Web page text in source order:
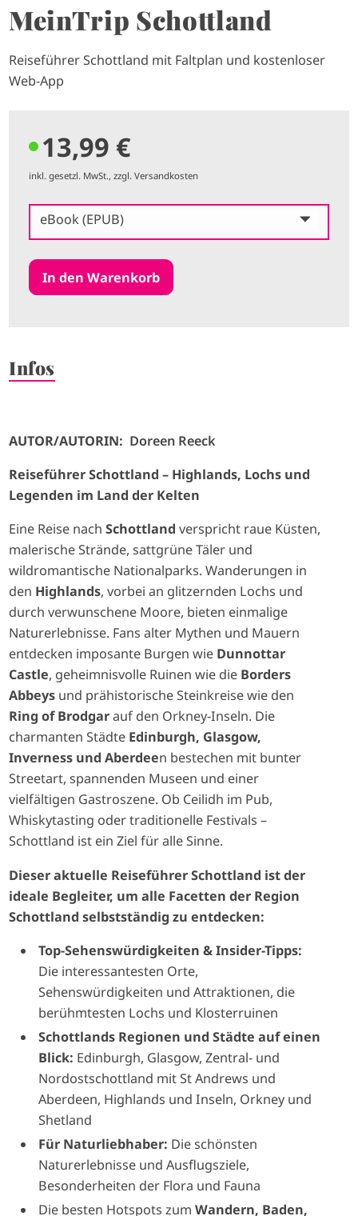
MeinTrip Schottland
Reiseführer Schottland mit Faltplan und kostenloser
Web-App
13,99 €
inkl. gesetzl. MwSt., zzgl. Versandkosten
eBook (EPUB)
Infos
AUTOR/AUTORIN: Doreen Reeck
Reiseführer Schottland – Highlands, Lochs und
Legenden im Land der Kelten
Eine Reise nachSchottland verspricht raue Küsten,
malerische Strände, sattgrüne Täler und
wildromantische Nationalparks. Wanderungen in
den Highlands, vorbei an glitzernden Lochs und
durch verwunschene Moore, bieten einmalige
Naturerlebnisse. Fans alter Mythen und Mauern
entdecken imposante Burgen wie Dunnottar
Castle, geheimnisvolle Ruinen wie die Borders
Abbeys und prähistorische Steinkreise wie den
Ring of Brodgarauf den Orkney-Inseln. Die
charmanten Städte Edinburgh, Glasgow,
Inverness und Aberdeen bestechen mit bunter
Streetart, spannenden Museen und einer
vielfältigen Gastroszene. Ob Ceilidh im Pub,
Whiskytasting oder traditionelle Festivals –
Schottland ist ein Ziel für alle Sinne.
Dieser aktuelle Reiseführer Schottland ist der
ideale Begleiter, um alle Facetten der Region
Schottland selbstständig zu entdecken:
Top-Sehenswürdigkeiten & Insider-Tipps:
Die interessantesten Orte,
Sehenswürdigkeiten und Attraktionen, die
berühmtesten Lochs und Klosterruinen
Schottlands Regionen und Städte auf einen
Blick: Edinburgh, Glasgow, Zentral- und
Nordostschottland mit St Andrews und
Aberdeen, Highlands und Inseln, Orkney und
Shetland
Für Naturliebhaber: Die schönsten
Naturerlebnisse und Ausflugsziele,
Besonderheiten der Flora und Fauna
Die besten Hotspots zum Wandern, Baden,